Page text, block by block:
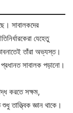
সাবালকদের
যেহেতু
তাঁরা অভ্যস্ত।
সাবালক পড়ানো।
করতে সক্ষম,
তাত্ত্বিক জ্ঞান থাকে।